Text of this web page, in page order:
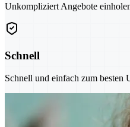
Unkompliziert Angebote
Schnell
Schnell und einfach zum besten